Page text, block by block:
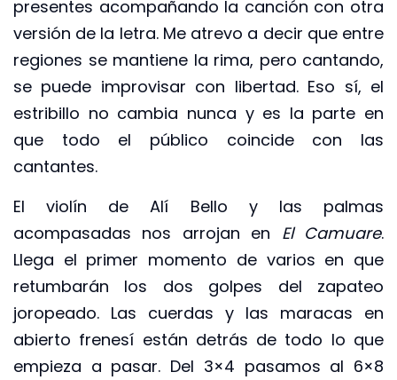
presentes acompañando la canción con otra
versión de la letra. Me atrevo a decir que entre
regiones se mantiene la rima, pero cantando,
se puede improvisar con libertad. Eso sí, el
estribillo no cambia nunca y es la parte en
que todo el público coincide con las
cantantes.
El violín de Alí Bello y las palmas
acompasadas nos arrojan en El Camuare.
Llega el primer momento de varios en que
retumbarán los dos golpes del zapateo
joropeado. Las cuerdas y las maracas en
abierto frenesí están detrás de todo lo que
empieza a pasar. Del 3×4 pasamos al 6×8